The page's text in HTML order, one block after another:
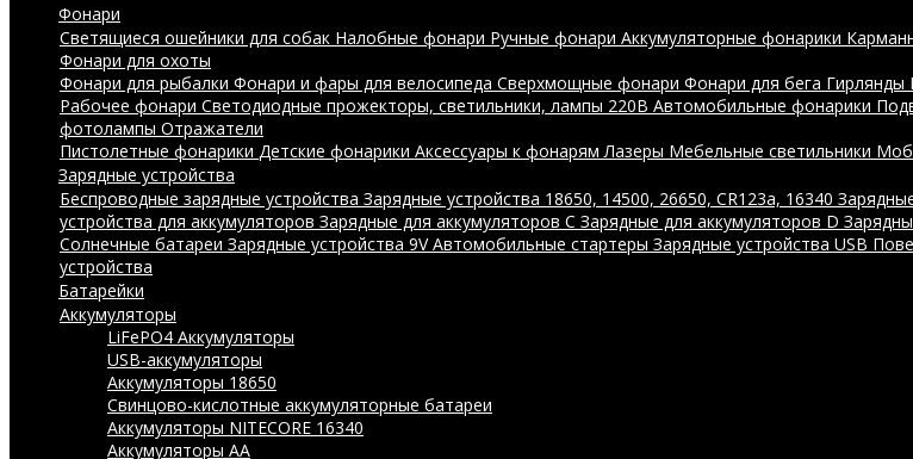
Фонари
Светящиеся ошейники для собак Налобные фонари Ручные фонари Аккумуляторные фонарики
Фонари для охоты
Фонари для рыбалки Фонари и фары для велосипеда Сверхмощные фонари Фонари для бега Гирлянды
Рабочее фонари Светодиодные прожекторы, светильники, лампы 220В Автомобильные фонарики
фотолампы Отражатели
Пистолетные фонарики Детские фонарики Аксессуары к фонарям Лазеры Мебельные светильники
Зарядные устройства
Беспроводные зарядные устройства Зарядные устройства 18650, 14500, 26650, CR123a, 16340
устройства для аккумуляторов Зарядные для аккумуляторов C Зарядные для аккумуляторов D
Солнечные батареи Зарядные устройства 9VАвтомобильные стартеры Зарядные устройства USB
устройства
Батарейки
Аккумуляторы
LiFePO4 Аккумуляторы
USB-аккумуляторы
Аккумуляторы 18650
Свинцово-кислотные аккумуляторные батареи
Аккумуляторы NITECORE 16340
Аккумуляторы АА